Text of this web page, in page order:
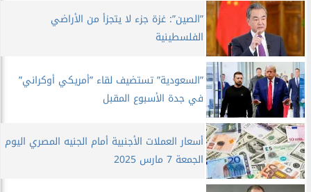
”الصين”: غزة جزء لا يتجزأ من الأراضي
الفلسطينية
”السعودية” تستضيف لقاء ”أمريكي أوكراني”
في جدة الأسبوع المقبل
أسعار العملات الأجنبية أمام الجنيه المصري اليوم
الجمعة 7 مارس 2025